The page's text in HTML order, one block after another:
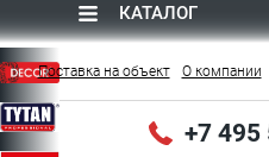
КАТАЛОГ
Поставка на объект О компании
+7 495